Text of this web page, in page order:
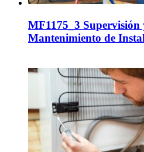
MF1175_3 Supervisión
Mantenimiento de